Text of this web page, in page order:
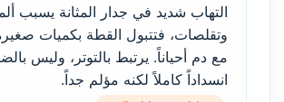
التهاب شديد في جدار المثانة يسبب
وتقلصات، فتتبول القطة بكميات
مع دم أحياناً. يرتبط بالتوتر، وليس
انسداداً كاملاً لكنه مؤلم جداً.